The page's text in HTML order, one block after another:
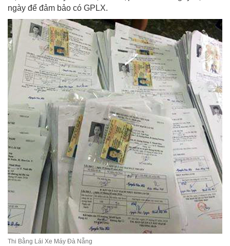
ngày để đảm bảo có GPLX.
Thi Bằng Lái Xe Máy Đà Nẵng